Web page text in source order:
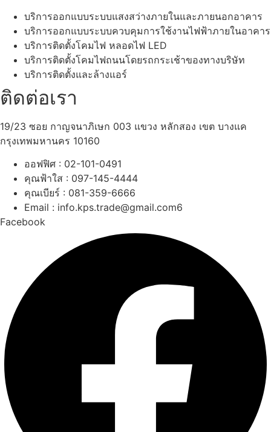
บริการออกแบบระบบแสงสว่างภายในและภายนอกอาคาร
บริการออกแบบระบบควบคุมการใช้งานไฟฟ้าภายในอาคาร
บริการติดตั้งโคมไฟ หลอดไฟ LED
บริการติดตั้งโคมไฟถนนโดยรถกระเช้าของทางบริษัท
บริการติดตั้งและล้างแอร์
ติดต่อเรา
19/23 ซอย กาญจนาภิเษก 003 แขวง หลักสอง เขต บางแค
กรุงเทพมหานคร 10160
ออฟฟิศ : 02-101-0491
คุณฟ้าใส : 097-145-4444
คุณเบียร์ : 081-359-6666
Email : info.kps.trade@gmail.com6
Facebook